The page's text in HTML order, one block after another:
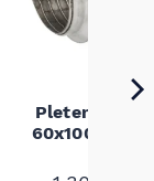
Pletenica
60x100